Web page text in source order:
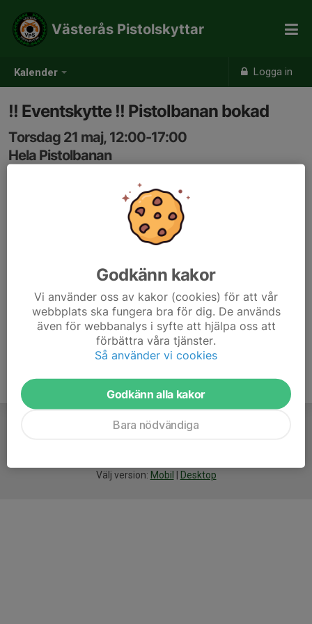
Kalender Logga in
Västerås Pistolskyttar
!! Eventskytte !! Pistolbanan bokad
Torsdag 21 maj, 12:00-17:00
Hela Pistolbanan
Välj version: Mobil Desktop
Godkänn kakor
Vi använder oss av kakor (cookies) för att vår
webbplats ska fungera bra för dig. De används
även för webbanalys i syfte att hjälpa oss att
förbättra våra tjänster.
Så använder vi cookies
Godkänn alla kakor
Bara nödvändiga